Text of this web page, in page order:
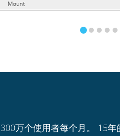
300万个使用者每个月。 15